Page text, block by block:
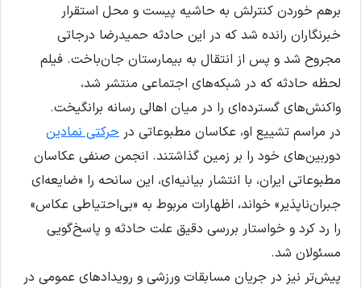
برهم خوردن کنترلش به حاشیه پیست و محل استقرار
خبرنگاران رانده شد که در این حادثه حمیدرضا درجاتی
مجروح شد و پس از انتقال به بیمارستان جان‌باخت. فیلم
لحظه حادثه که در شبکه‌های اجتماعی منتشر شد،
واکنش‌های گسترده‌ای را در میان اهالی رسانه برانگیخت.
در مراسم تشییع او، عکاسان مطبوعاتی در حرکتی نمادین
دوربین‌های خود را بر زمین گذاشتند. انجمن صنفی عکاسان
مطبوعاتی ایران، با انتشار بیانیه‌ای، این سانحه را «ضایعه‌ای
جبران‌ناپذیر» خواند، اظهارات مربوط به «بی‌احتیاطی عکاس»
را رد کرد و خواستار بررسی دقیق علت حادثه و پاسخ‌گویی
مسئولان شد.
پیش‌تر نیز در جریان مسابقات ورزشی و رویدادهای عمومی در